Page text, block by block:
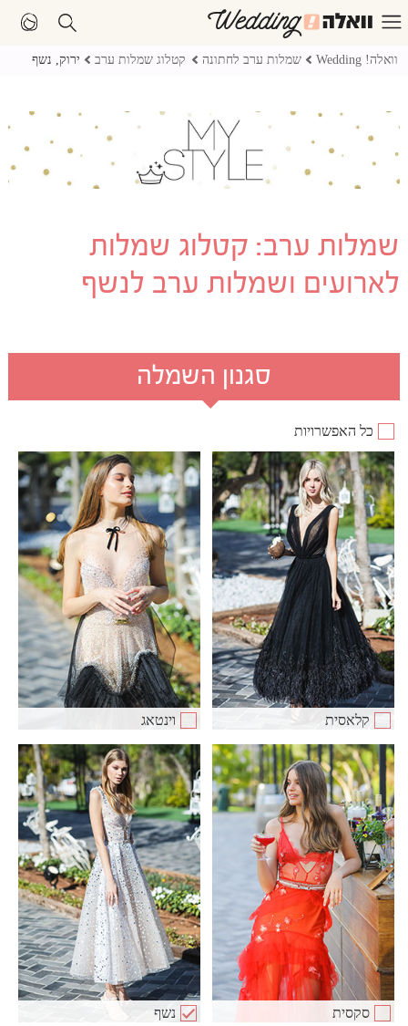
וואלה! Wedding שמלות ערב לחתונה קטלוג שמלות ערב ירוק, נשף
שמלות ערב: קטלוג שמלות
לארועים ושמלות ערב לנשף
סגנון השמלה
כל האפשרויות
קלאסית וינטאג
סקסית נשף